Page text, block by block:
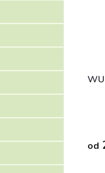
k
od